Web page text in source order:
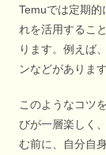
Temuでは定期
れを活用するこ
ります。例えば
ンなどがありま
このようなコツ
びが一層楽しく
む前に、自分自